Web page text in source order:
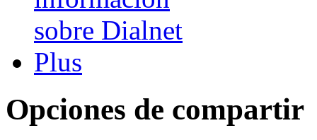
Opciones de compartir